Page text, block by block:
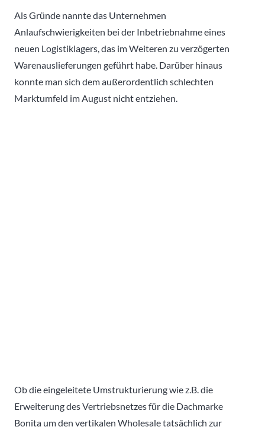
Als Gründe nannte das Unternehmen
Anlaufschwierigkeiten bei der Inbetriebnahme eines
neuen Logistiklagers, das im Weiteren zu verzögerten
Warenauslieferungen geführt habe. Darüber hinaus
konnte man sich dem außerordentlich schlechten
Marktumfeld im August nicht entziehen.
Ob die eingeleitete Umstrukturierung wie z.B. die
Erweiterung des Vertriebsnetzes für die Dachmarke
Bonita um den vertikalen Wholesale tatsächlich zur